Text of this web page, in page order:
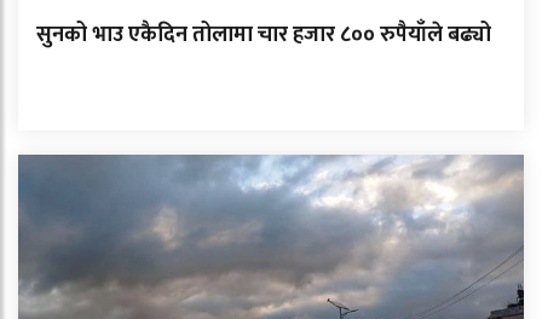
सुनको भाउ एकैदिन तोलामा चार हजार ८०० रुपैयाँले बढ्यो